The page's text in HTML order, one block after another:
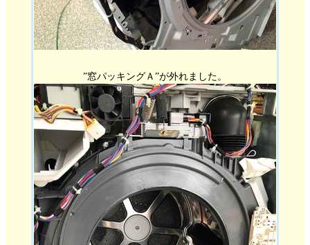
”窓パッキングＡ”が外れました。